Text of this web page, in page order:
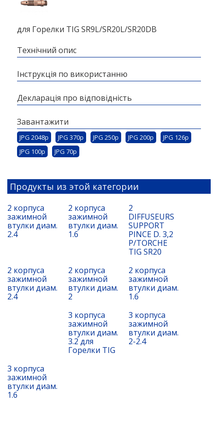
для Горелки TIG SR9L/SR20L/SR20DB
Технічний опис
Інструкція по використанню
Декларація про відповідність
Завантажити
JPG 2048p JPG 370p JPG 250p JPG 200p
JPG 126p
JPG 100p
JPG 70p
Продукты из этой категории
2 корпуса
зажимной
втулки диам.
2.4
2 корпуса
зажимной
втулки диам.
1.6
2
DIFFUSEURS
SUPPORT
PINCE D. 3,2
P/TORCHE
TIG SR20
2 корпуса
зажимной
втулки диам.
2.4
2 корпуса
зажимной
втулки диам.
2
2 корпуса
зажимной
втулки диам.
1.6
3 корпуса
зажимной
втулки диам.
3.2 для
Горелки TIG
3 корпуса
зажимной
втулки диам.
2-2.4
3 корпуса
зажимной
втулки диам.
1.6